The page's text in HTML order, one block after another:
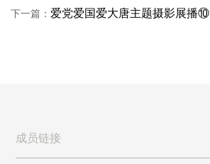
下一篇： 爱党爱国爱大唐主题摄影展播⑩
成员链接